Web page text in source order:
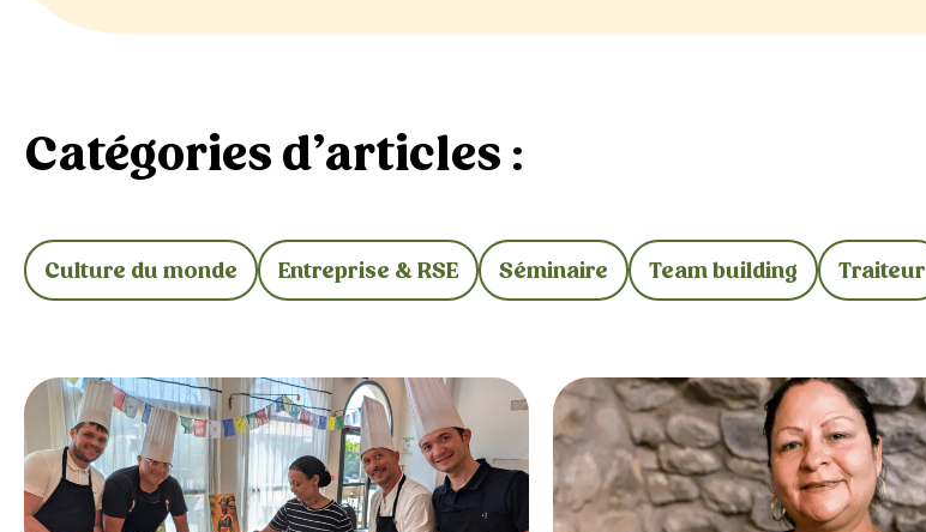
Catégories d’articles :
Culture du monde Entreprise & RSE Séminaire Team building Traiteur